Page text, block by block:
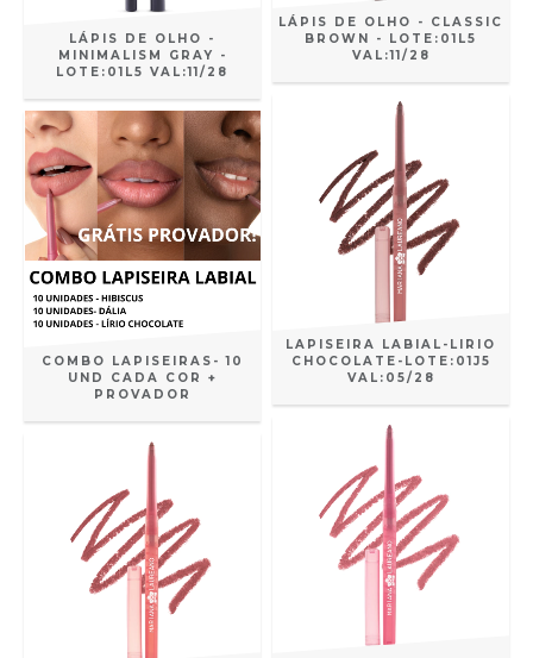
LÁPIS DE OLHO -
MINIMALISM GRAY -
LOTE:01L5 VAL:11/28
LÁPIS DE OLHO - CLASSIC
BROWN - LOTE:01L5
VAL:11/28
COMBO LAPISEIRAS- 10
UND CADA COR +
PROVADOR
LAPISEIRA LABIAL-LIRIO
CHOCOLATE-LOTE:01J5
VAL:05/28